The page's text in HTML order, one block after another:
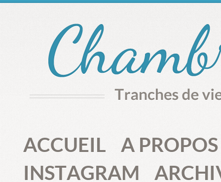
ACCUEIL
A PROPOS
INSTAGRAM